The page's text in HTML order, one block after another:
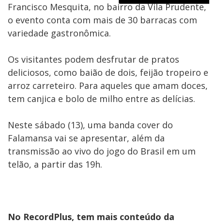
Francisco Mesquita, no bairro da Vila Prudente,
o evento conta com mais de 30 barracas com
variedade gastronômica.
Os visitantes podem desfrutar de pratos
deliciosos, como baião de dois, feijão tropeiro e
arroz carreteiro. Para aqueles que amam doces,
tem canjica e bolo de milho entre as delícias.
Neste sábado (13), uma banda cover do
Falamansa vai se apresentar, além da
transmissão ao vivo do jogo do Brasil em um
telão, a partir das 19h.
No RecordPlus, tem mais conteúdo da